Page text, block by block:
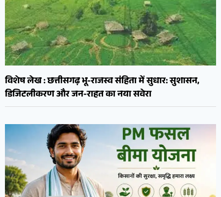
विशेष लेख : छत्तीसगढ़ भू-राजस्व संहिता में सुधार: सुशासन,
डिजिटलीकरण और जन-राहत का नया सवेरा